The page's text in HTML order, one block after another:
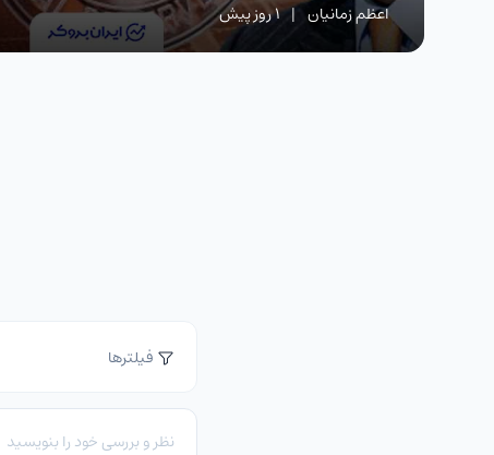
اعظم زمانیان | 1 روز پیش
فیلترها